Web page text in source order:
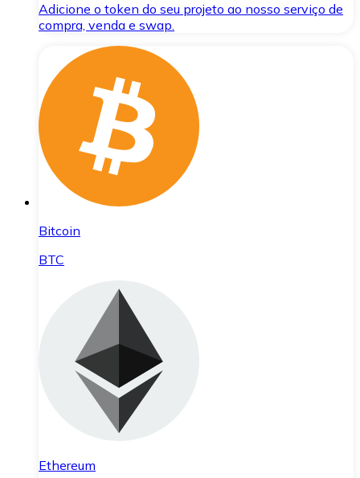
Adicione o token do seu projeto ao nosso serviço de
compra, venda e swap.
Bitcoin
BTC
Ethereum